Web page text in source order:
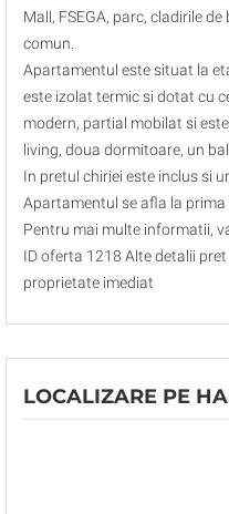
Mall, FSEGA, parc, cladirile
comun.
Apartamentul este situat la
este izolat termic si dotat cu
modern, partial mobilat si
living, doua dormitoare, un
In pretul chiriei este inclus si
Apartamentul se afla la prima
Pentru mai multe informatii,
ID oferta 1218 Alte detalii
proprietate imediat
LOCALIZARE PE